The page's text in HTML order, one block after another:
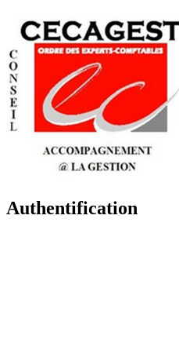
Authentification